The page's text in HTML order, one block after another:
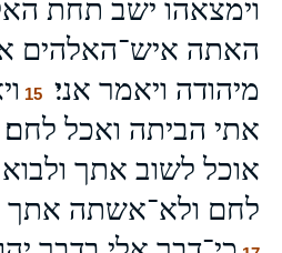
וימצאהו ישב תחת
האתה איש־האלהים
מיהודה ויאמר אני׃
15
אתי הביתה ואכל לחם׃
אוכל לשוב אתך
לחם ולא־אשתה אתך